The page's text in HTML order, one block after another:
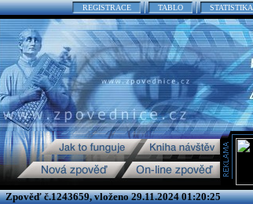
REGISTRACE TABLO STATISTIKA
Zpověď č.1243659, vloženo 29.11.2024 01:20:25